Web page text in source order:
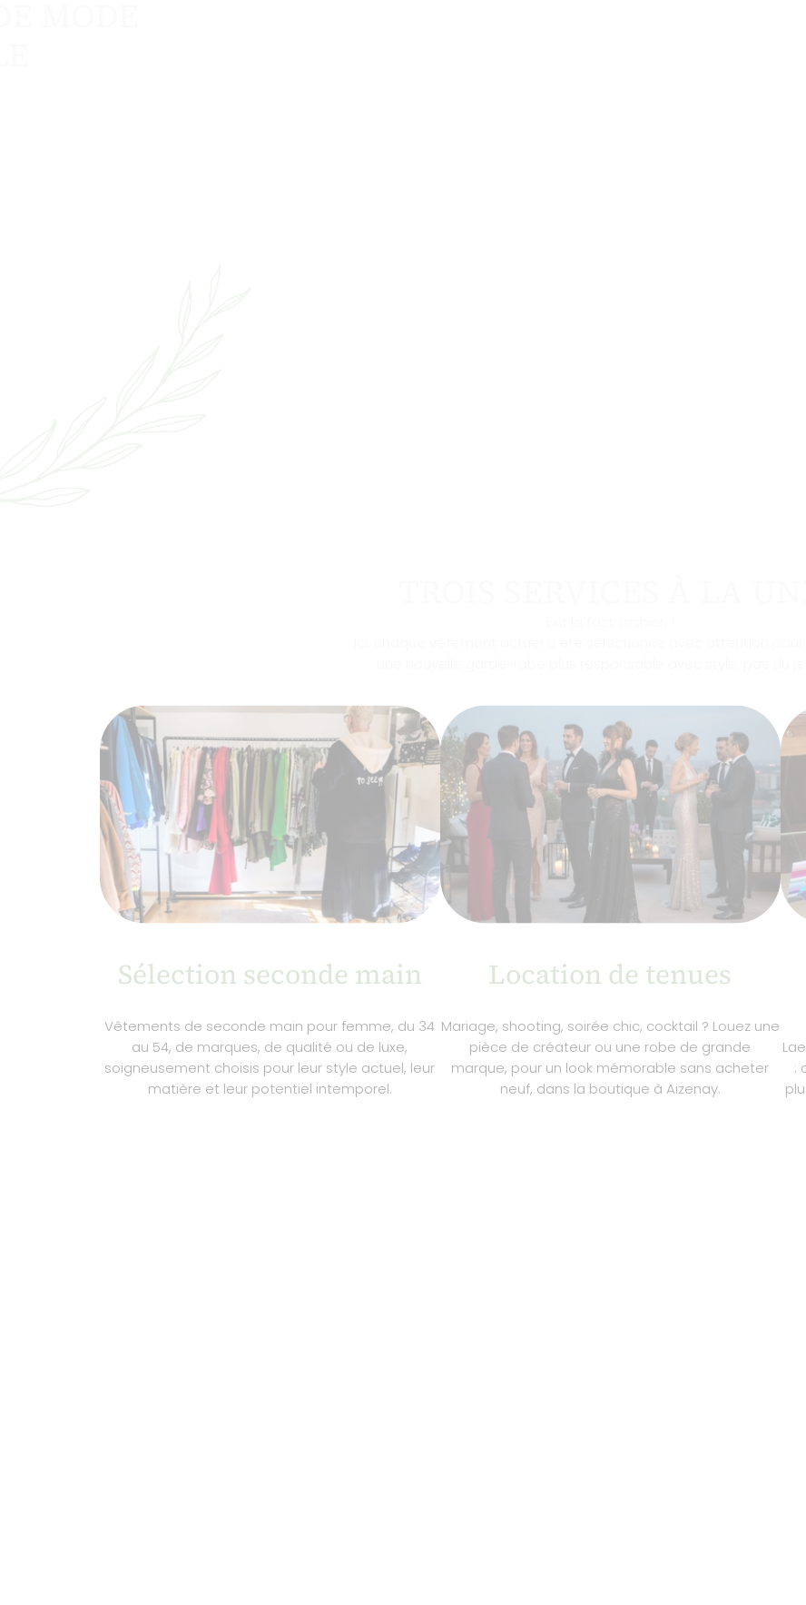
Sélection seconde main
Vêtements de seconde main pour femme, du 34
au 54, de marques, de qualité ou de luxe,
soigneusement choisis pour leur style actuel, leur
matière et leur potentiel intemporel.
Location de tenues
Mariage, shooting, soirée chic, cocktail ? Louez une
pièce de créateur ou une robe de grande
marque, pour un look mémorable sans acheter
neuf, dans la boutique à Aizenay.
: